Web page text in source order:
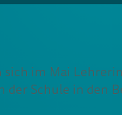
im Mai
Schule in